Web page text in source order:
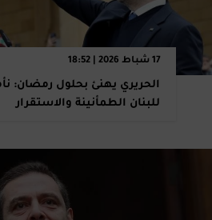
17 شباط 2026 | 18:52
الحريري يهنئ بحلول رمضان:
للبنان الطمأنينة والاستقرار